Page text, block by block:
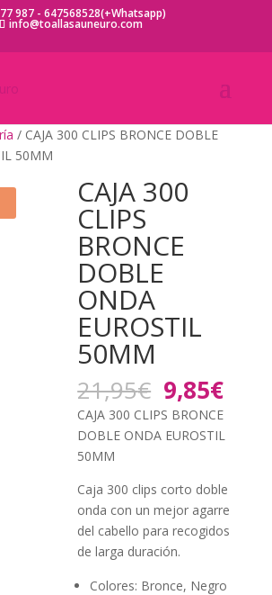
987 - 647568528(+Whatsapp)
info@toallasauneuro.com
/ CAJA 300 CLIPS BRONCE DOBLE
50MM
CAJA 300
CLIPS
BRONCE
DOBLE
ONDA
EUROSTIL
50MM
21,95€ El
precio
original
era:
9,85€El
es:
CAJA 300 CLIPS BRONCE
DOBLE ONDA EUROSTIL
50MM
Caja 300 clips corto doble
onda con un mejor agarre
del cabello para recogidos
de larga duración.
Colores: Bronce, Negro